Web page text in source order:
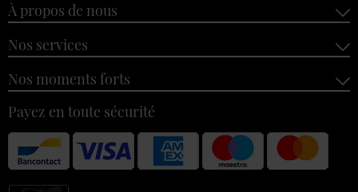
À propos de nous
Nos services
Nos moments forts
Payez en toute sécurité